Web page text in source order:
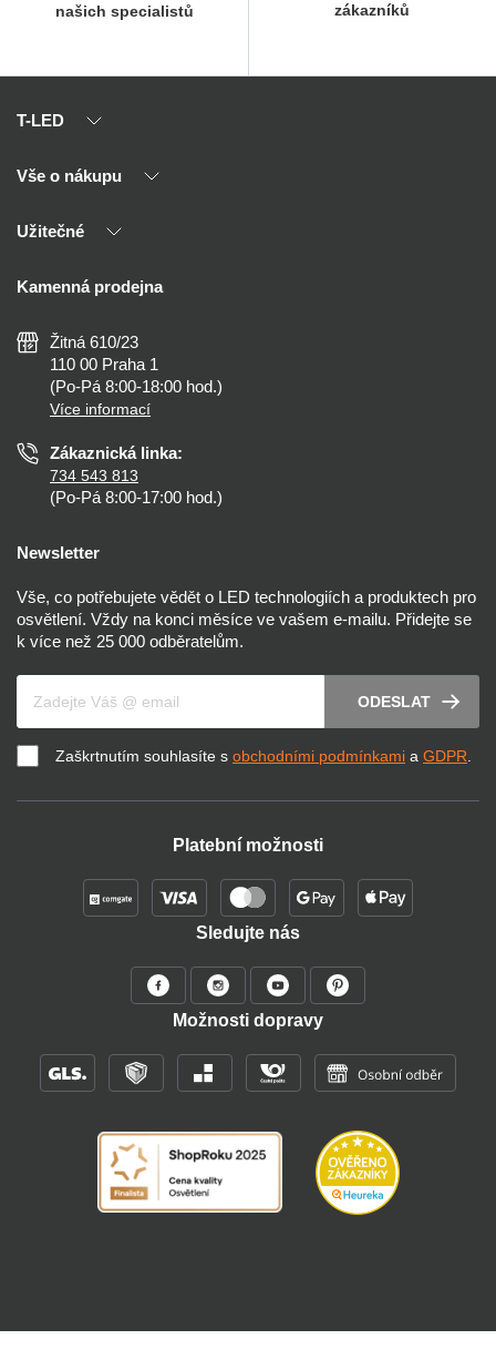
našich specialistů
zákazníků
T-LED
O nás
Kontakty
Vše o nákupu
Výhody T-LED
Montáž
Nejčastější dotazy
Než koupíte
Osvětlení dle místnosti
Užitečné
Reklamace a vrácení
Zásady ochrany soukromí
Nastavení cookies
Prohlášení o přístupnosti
Kamenná prodejna
Žitná 610/23
110 00 Praha 1
(Po-Pá 8:00-18:00 hod.)
Více informací
Zákaznická linka:
734 543 813
(Po-Pá 8:00-17:00 hod.)
Newsletter
Vše, co potřebujete vědět o LED technologiích a produktech pro
osvětlení. Vždy na konci měsíce ve vašem e-mailu. Přidejte se
k více než 25 000 odběratelům.
ODESLAT
Zaškrtnutím souhlasíte s obchodními podmínkami a GDPR
Platební možnosti
Sledujte nás
Možnosti dopravy